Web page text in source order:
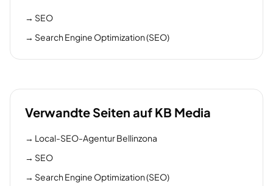
→ SEO
→ Search Engine Optimization (SEO)
Verwandte Seiten auf KB Media
→ Local-SEO-Agentur Bellinzona
→ SEO
→ Search Engine Optimization (SEO)